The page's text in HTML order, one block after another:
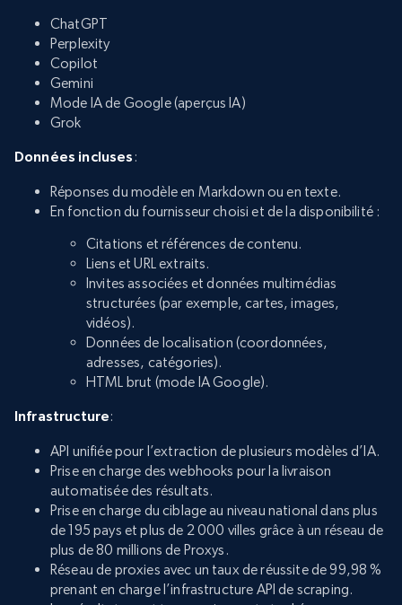
ChatGPT
Perplexity
Copilot
Gemini
Mode IA de Google (aperçus IA)
Grok
Données incluses :
Réponses du modèle en Markdown ou en texte.
En fonction du fournisseur choisi et de la disponibilité :
Citations et références de contenu.
Liens et URL extraits.
Invites associées et données multimédias
structurées (par exemple, cartes, images,
vidéos).
Données de localisation (coordonnées,
adresses, catégories).
HTML brut (mode IA Google).
Infrastructure:
API unifiée pour l’extraction de plusieurs modèles d’IA.
Prise en charge des webhooks pour la livraison
automatisée des résultats.
Prise en charge du ciblage au niveau national dans plus
de 195 pays et plus de 2 000 villes grâce à un réseau de
plus de 80 millions de Proxys.
Réseau de proxies avec un taux de réussite de 99,98 %
prenant en charge l’infrastructure API de scraping.